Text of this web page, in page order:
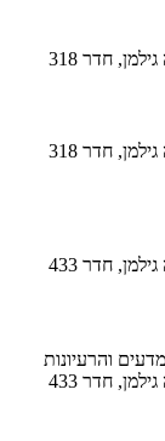
חדר 318
חדר 318
חדר 433
והרעיונות
חדר 433